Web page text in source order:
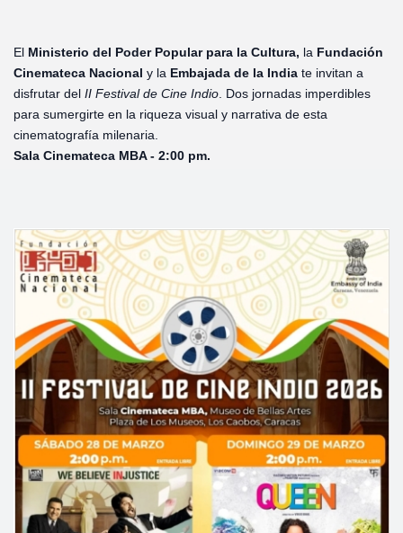
El Ministerio del Poder Popular para la Cultura, la Fundación
Cinemateca Nacional y la Embajada de la India te invitan a
disfrutar del II Festival de Cine Indio . Dos jornadas imperdibles
para sumergirte en la riqueza visual y narrativa de esta
cinematografía milenaria.
Sala Cinemateca MBA - 2:00 pm.